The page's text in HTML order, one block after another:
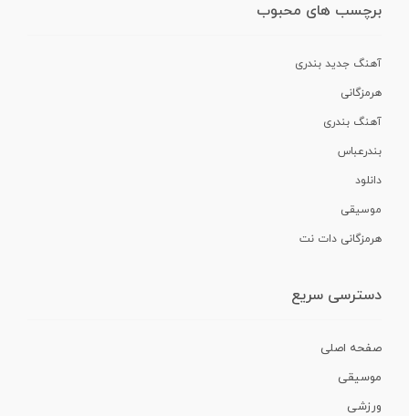
برچسب های محبوب
آهنگ جدید بندری
هرمزگانی
آهنگ بندری
بندرعباس
دانلود
موسیقی
هرمزگانی دات نت
دسترسی سریع
صفحه اصلی
موسیقی
ورزشی